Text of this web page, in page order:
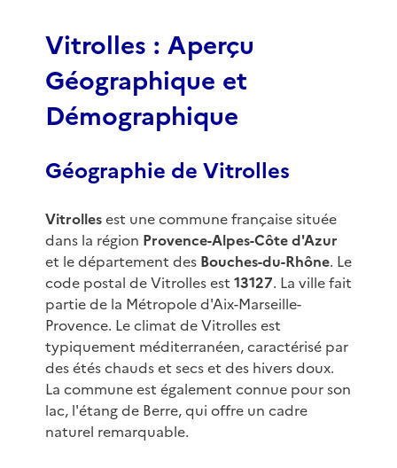
Vitrolles : Aperçu
Géographique et
Démographique
Géographie de Vitrolles
Vitrollesest une commune française située
dans la région Provence-Alpes-Côte d'Azur
et le département des Bouches-du-Rhône. Le
code postal de Vitrolles est 13127. La ville fait
partie de la Métropole d'Aix-Marseille-
Provence. Le climat de Vitrolles est
typiquement méditerranéen, caractérisé par
des étés chauds et secs et des hivers doux.
La commune est également connue pour son
lac, l'étang de Berre, qui offre un cadre
naturel remarquable.